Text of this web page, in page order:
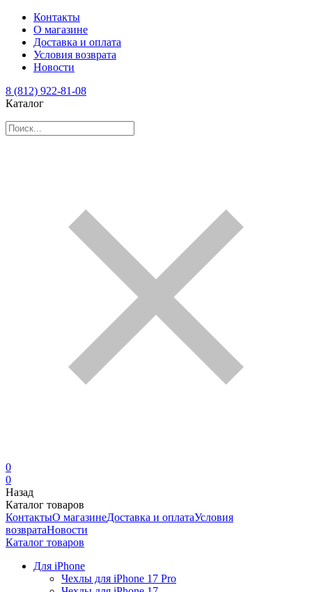
Контакты
О магазине
Доставка и оплата
Условия возврата
Новости
8 (812) 922-81-08
Каталог
0
0
Назад
Каталог товаров
КонтактыО магазинеДоставка и оплатаУсловия
возвратаНовости
Каталог товаров
Для iPhone
Чехлы для iPhone 17 Pro